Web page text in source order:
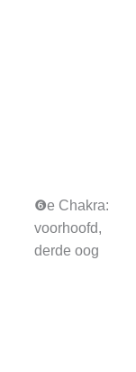
❻e Chakra:
voorhoofd,
derde oog